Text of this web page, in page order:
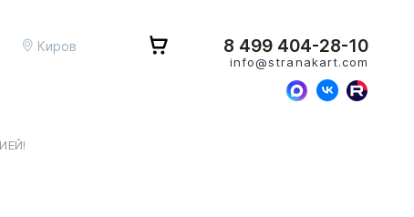
Киров 8 499 404-28-10
info@stranakart.com